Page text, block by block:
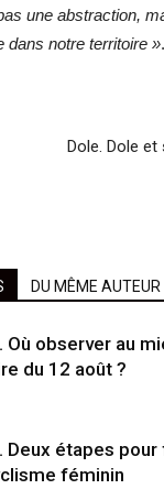
une abstraction,
dans notre territoire ».
Dole. Dole
DU MÊME AUTEUR
Où observer au
du 12 août ?
Deux étapes
féminin